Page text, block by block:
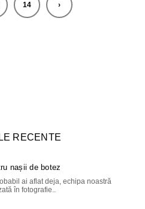
14 ›
RECENTE
nașii de botez
ai aflat deja, echipa noastră
în fotografie..